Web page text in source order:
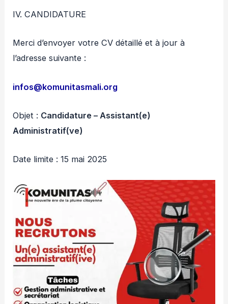
IV. CANDIDATURE
Merci d’envoyer votre CV détaillé et à jour à
l’adresse suivante :
infos@komunitasmali.org
Objet : Candidature – Assistant(e)
Administratif(ve)
Date limite : 15 mai 2025